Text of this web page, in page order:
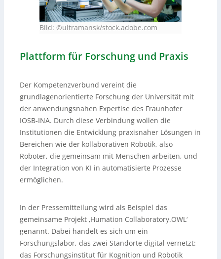
Bild: ©ultramansk/stock.adobe.com
Plattform für Forschung und Praxis
Der Kompetenzverbund vereint die
grundlagenorientierte Forschung der Universität mit
der anwendungsnahen Expertise des Fraunhofer
IOSB-INA. Durch diese Verbindung wollen die
Institutionen die Entwicklung praxisnaher Lösungen in
Bereichen wie der kollaborativen Robotik, also
Roboter, die gemeinsam mit Menschen arbeiten, und
der Integration von KI in automatisierte Prozesse
ermöglichen.
In der Pressemitteilung wird als Beispiel das
gemeinsame Projekt ‚Humation Collaboratory.OWL‘
genannt. Dabei handelt es sich um ein
Forschungslabor, das zwei Standorte digital vernetzt:
das Forschungsinstitut für Kognition und Robotik